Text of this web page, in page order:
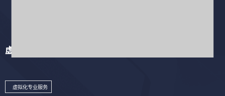
虚拟化专业服务
虚拟化专业服务